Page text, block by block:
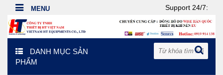
Support 24/7:
DANH MỤC SẢN
PHẨM